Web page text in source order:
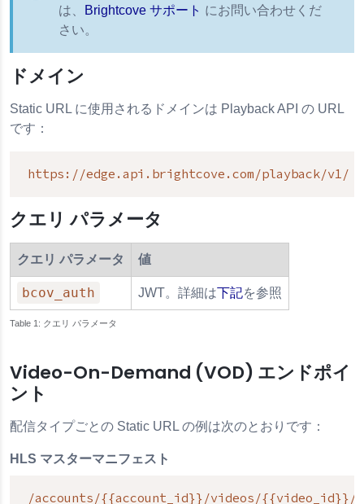
は、
Brightcove サポート にお問い合わせくだ
さい。
ドメイン
Static URL に使用されるドメインは Playback API の URL
です：
https://edge.api.brightcove.com/playback/v1/
クエリ パラメータ
クエリ パラメータ
クエリ パラメータ 値
bcov_auth JWT。詳細は下記を参照
Video-On-Demand (VOD) エンドポイ
ント
配信タイプごとの Static URL の例は次のとおりです：
HLS マスターマニフェスト
/accounts/{{account_id}}/videos/{{video_id}}/